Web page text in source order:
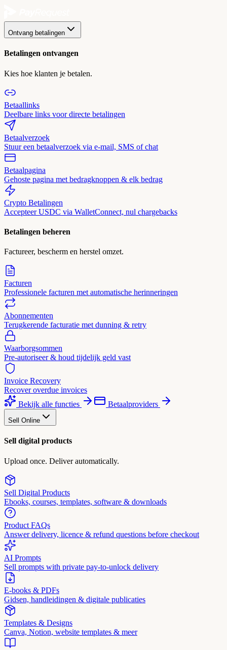
Ontvang betalingen
Betalingen ontvangen
Kies hoe klanten je betalen.
Betaallinks
Deelbare links voor directe betalingen
Betaalverzoek
Stuur een betaalverzoek via e-mail, SMS of chat
Betaalpagina
Gehoste pagina met bedragknoppen & elk bedrag
Crypto Betalingen
Accepteer USDC via WalletConnect, nul chargebacks
Betalingen beheren
Factureer, bescherm en herstel omzet.
Facturen
Professionele facturen met automatische herinneringen
Abonnementen
Terugkerende facturatie met dunning & retry
Waarborgsommen
Pre-autoriseer & houd tijdelijk geld vast
Invoice Recovery
Recover overdue invoices
Bekijk alle functies
Betaalproviders
Sell Online
Sell digital products
Upload once. Deliver automatically.
Sell Digital Products
Ebooks, courses, templates, software & downloads
Product FAQs
Answer delivery, licence & refund questions before checkout
AI Prompts
Sell prompts with private pay-to-unlock delivery
E-books & PDFs
Gidsen, handleidingen & digitale publicaties
Templates & Designs
Canva, Notion, website templates & meer